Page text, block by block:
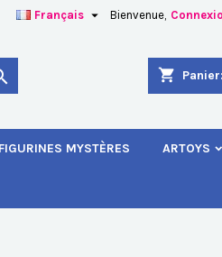
Bienvenue,
Français 
shopping_cart Panier:
MYSTÈRES ARTOYS